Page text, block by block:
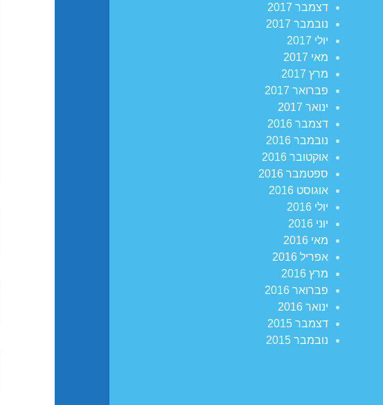
דצמבר 2017
נובמבר 2017
יולי 2017
מאי 2017
מרץ 2017
פברואר 2017
ינואר 2017
דצמבר 2016
נובמבר 2016
אוקטובר 2016
ספטמבר 2016
אוגוסט 2016
יולי 2016
יוני 2016
מאי 2016
אפריל 2016
מרץ 2016
פברואר 2016
ינואר 2016
דצמבר 2015
נובמבר 2015